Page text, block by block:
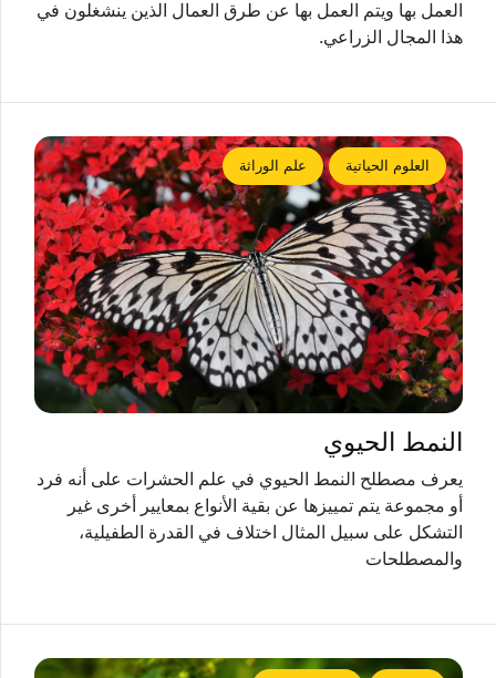
العمل بها ويتم العمل بها عن طرق العمال الذين ينشغلون في
هذا المجال الزراعي.
العلوم الحياتية علم الوراثة
النمط الحيوي
يعرف مصطلح النمط الحيوي في علم الحشرات على أنه فرد
أو مجموعة يتم تمييزها عن بقية الأنواع بمعايير أخرى غير
التشكل على سبيل المثال اختلاف في القدرة الطفيلية،
والمصطلحات